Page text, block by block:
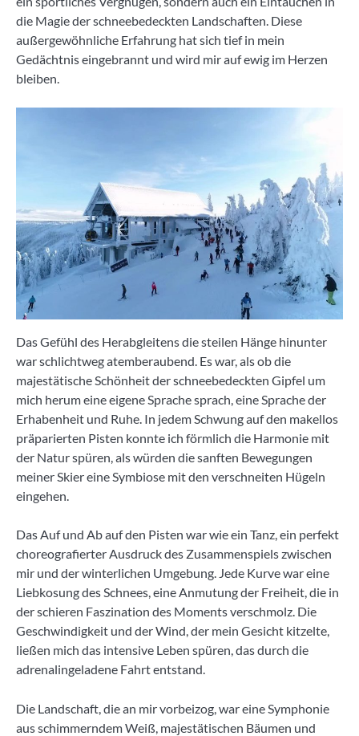
die Magie der schneebedeckten Landschaften. Diese
außergewöhnliche Erfahrung hat sich tief in mein
Gedächtnis eingebrannt und wird mir auf ewig im Herzen
bleiben.
Das Gefühl des Herabgleitens die steilen Hänge hinunter
war schlichtweg atemberaubend. Es war, als ob die
majestätische Schönheit der schneebedeckten Gipfel um
mich herum eine eigene Sprache sprach, eine Sprache der
Erhabenheit und Ruhe. In jedem Schwung auf den makellos
präparierten Pisten konnte ich förmlich die Harmonie mit
der Natur spüren, als würden die sanften Bewegungen
meiner Skier eine Symbiose mit den verschneiten Hügeln
eingehen.
Das Auf und Ab auf den Pisten war wie ein Tanz, ein perfekt
choreografierter Ausdruck des Zusammenspiels zwischen
mir und der winterlichen Umgebung. Jede Kurve war eine
Liebkosung des Schnees, eine Anmutung der Freiheit, die in
der schieren Faszination des Moments verschmolz. Die
Geschwindigkeit und der Wind, der mein Gesicht kitzelte,
ließen mich das intensive Leben spüren, das durch die
adrenalingeladene Fahrt entstand.
Die Landschaft, die an mir vorbeizog, war eine Symphonie
aus schimmerndem Weiß, majestätischen Bäumen und